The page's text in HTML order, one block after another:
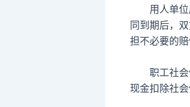
用人单位
同到期后，
担不必要的赔
职工社会保
现金扣除社